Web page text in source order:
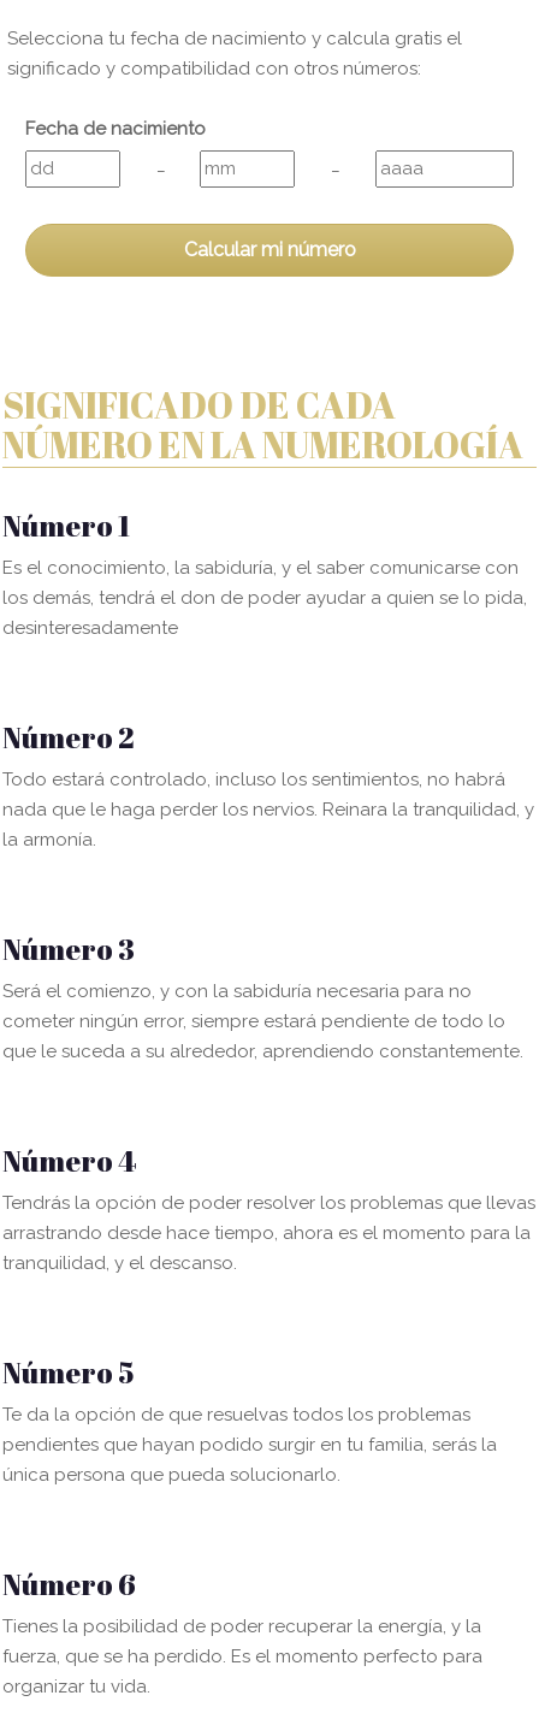
Selecciona tu fecha de nacimiento y calcula gratis el
significado y compatibilidad con otros números:
Fecha de nacimiento
Calcular mi número
SIGNIFICADO DE CADA
NÚMERO EN LA NUMEROLOGÍA
Número 1
Es el conocimiento, la sabiduría, y el saber comunicarse con
los demás, tendrá el don de poder ayudar a quien se lo pida,
desinteresadamente
Número 2
Todo estará controlado, incluso los sentimientos, no habrá
nada que le haga perder los nervios. Reinara la tranquilidad, y
la armonía.
Número 3
Será el comienzo, y con la sabiduría necesaria para no
cometer ningún error, siempre estará pendiente de todo lo
que le suceda a su alrededor, aprendiendo constantemente.
Número 4
Tendrás la opción de poder resolver los problemas que llevas
arrastrando desde hace tiempo, ahora es el momento para la
tranquilidad, y el descanso.
Número 5
Te da la opción de que resuelvas todos los problemas
pendientes que hayan podido surgir en tu familia, serás la
única persona que pueda solucionarlo.
Número 6
Tienes la posibilidad de poder recuperar la energía, y la
fuerza, que se ha perdido. Es el momento perfecto para
organizar tu vida.